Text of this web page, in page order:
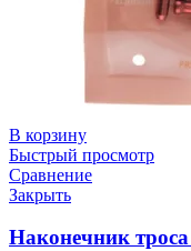
В корзину
Быстрый просмотр
Сравнение
Закрыть
Наконечник